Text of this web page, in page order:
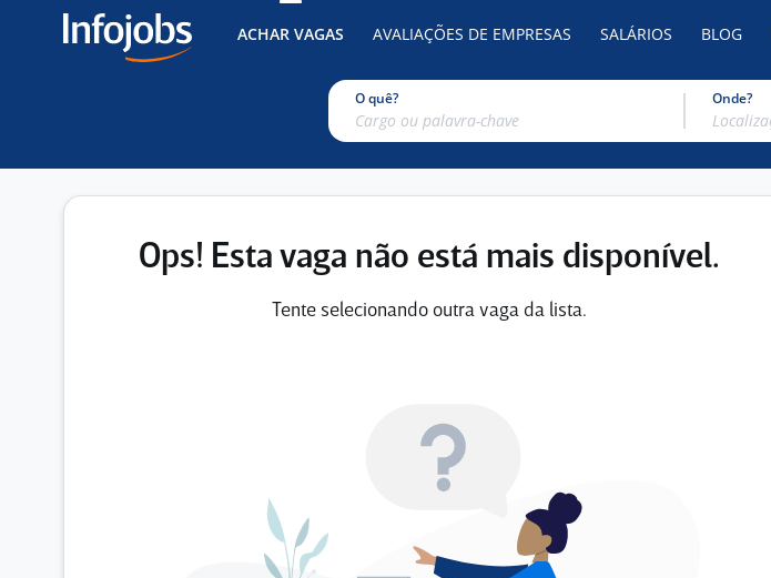
ACHAR VAGAS AVALIAÇÕES DE EMPRESAS SALÁRIOS BLOG
O quê? Onde?
Ops! Esta vaga não está mais disponível.
Tente selecionando outra vaga da lista.